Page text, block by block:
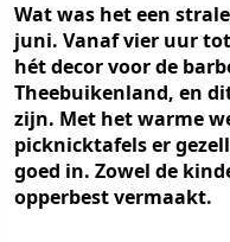
Wat was het een
juni. Vanaf vier uur
hét decor voor de
Theebuikenland, en
zijn. Met het warme
picknicktafels er
goed in. Zowel de
opperbest vermaakt.